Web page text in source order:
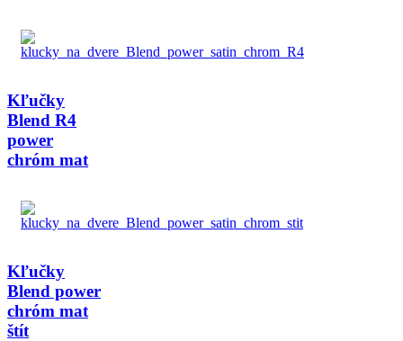
Kľučky
Blend R4
power
chróm mat
Kľučky
Blend power
chróm mat
štít